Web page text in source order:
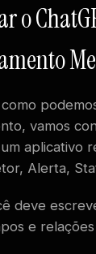
o
vamos
aplicativo
Alerta,
deve
e